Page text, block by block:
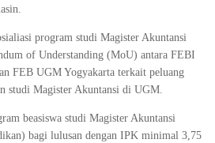
program studi Magister Akuntansi
of Understanding (MoU) antara FEBI
FEB UGM Yogyakarta terkait peluang
studi Magister Akuntansi di UGM.
beasiswa studi Magister Akuntansi
bagi lulusan dengan IPK minimal 3,75